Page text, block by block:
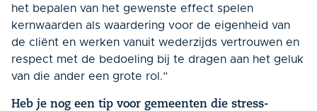
het bepalen van het gewenste effect spelen
kernwaarden als waardering voor de eigenheid van
de cliënt en werken vanuit wederzijds vertrouwen en
respect met de bedoeling bij te dragen aan het geluk
van die ander een grote rol.”
Heb je nog een tip voor gemeenten die stress-